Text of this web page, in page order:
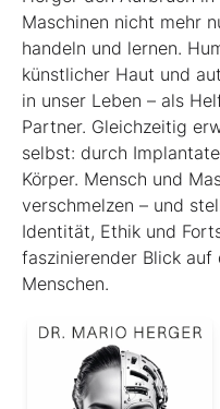
Maschinen nicht mehr
handeln und lernen.
künstlicher Haut und
in unser Leben – als
Partner. Gleichzeitig
selbst: durch
Körper. Mensch und
verschmelzen – und
Identität, Ethik und
faszinierender Blick
Menschen.